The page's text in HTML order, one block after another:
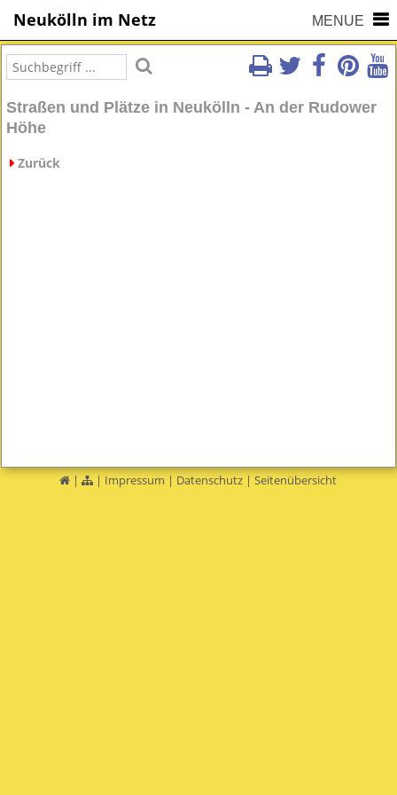
Neukölln im Netz MENUE
Straßen und Plätze in Neukölln - An der Rudower
Höhe
Zurück
| | Impressum | Datenschutz |Seitenübersicht